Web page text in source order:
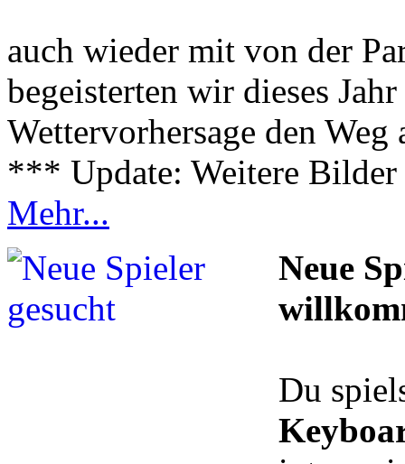
auch wieder mit von der
begeisterten wir dieses
Wettervorhersage den
*** Update: Weitere
Mehr...
Neue
Du